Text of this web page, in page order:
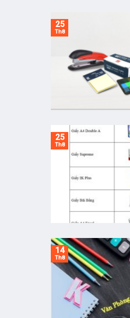
25
Th8
25
Th8
14
Th8